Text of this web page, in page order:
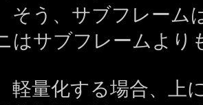
そう、サブフレーム
はサブフレームより
軽量化する場合、上